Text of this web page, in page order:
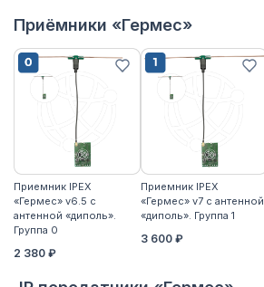
Приёмники «Гермес»
Приемник IPEX
«Гермес» v6.5 с
антенной «диполь».
Группа 0
2 380 ₽
Приемник IPEX
«Гермес» v7 с антенной
«диполь». Группа 1
3 600 ₽